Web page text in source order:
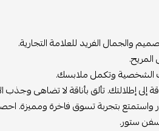
والجمال الفريد للعلامة التجارية.
الشخصية وتكمل ملابسك.
إطلالتك. تألق بأناقة لا تضاهى وجذب
بتجربة تسوق فاخرة ومميزة.
سفن ستور.